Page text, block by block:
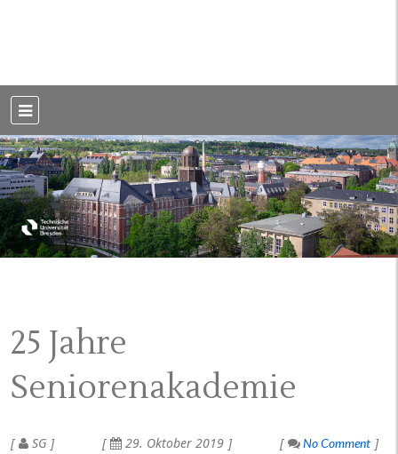
Dresden
25 Jahre
Seniorenakademie
SG 29. Oktober 2019
No Comment